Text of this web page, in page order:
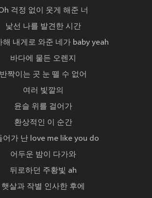
걱정 없이 웃게 해준 너
낯선 나를 발견한 시간
해 내게로 와준 네가 baby yeah
바다에 물든 오렌지
반짝이는 곳 눈 뗄 수 없어
여러 빛깔의
윤슬 위를 걸어가
환상적인 이 순간
어가 난 love me like you do
어두운 밤이 다가와
뒤로하던 주황빛 ah
햇살과 작별 인사한 후에